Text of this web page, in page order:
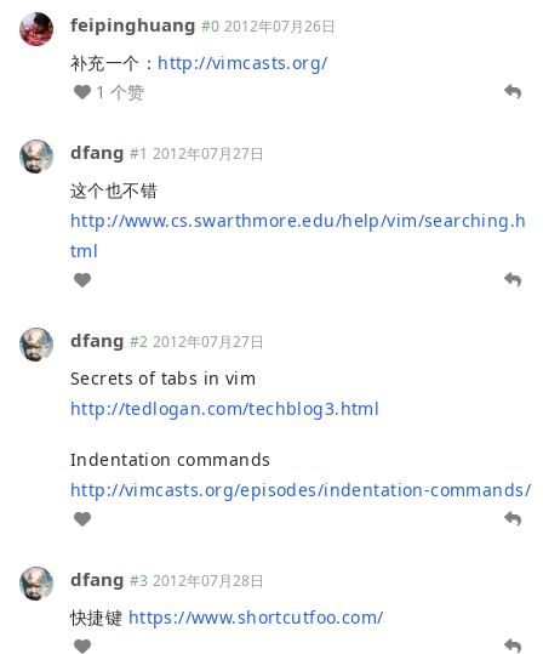
feipinghuang #0 2012年07月26日
补充一个： http://vimcasts.org/
1 个赞
dfang #1 2012年07月27日
这个也不错
http://www.cs.swarthmore.edu/help/vim/searching.h
tml
dfang #2 2012年07月27日
Secrets of tabs in vim
http://tedlogan.com/techblog3.html
Indentation commands
http://vimcasts.org/episodes/indentation-commands/
dfang #3 2012年07月28日
快捷键 https://www.shortcutfoo.com/